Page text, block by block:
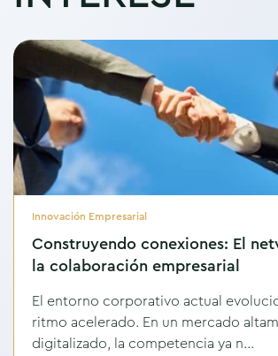
Innovación Empresarial
Construyendo conexiones: El
la colaboración empresarial
El entorno corporativo actual
ritmo acelerado. En un mercado
digitalizado, la competencia ya n...